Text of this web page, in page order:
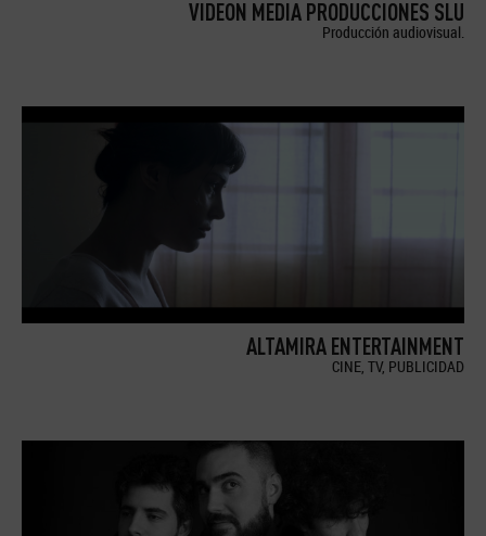
VIDEON MEDIA PRODUCCIONES SLU
Producción audiovisual.
ALTAMIRA ENTERTAINMENT
CINE, TV, PUBLICIDAD